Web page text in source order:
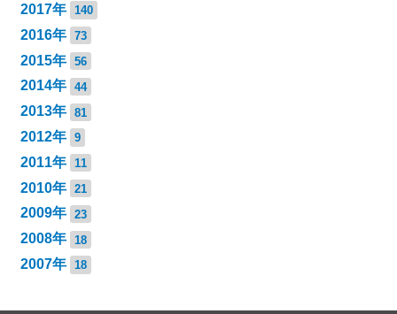
2017年 140
2016年 73
2015年 56
2014年 44
2013年 81
2012年 9
2011年 11
2010年 21
2009年 23
2008年 18
2007年 18